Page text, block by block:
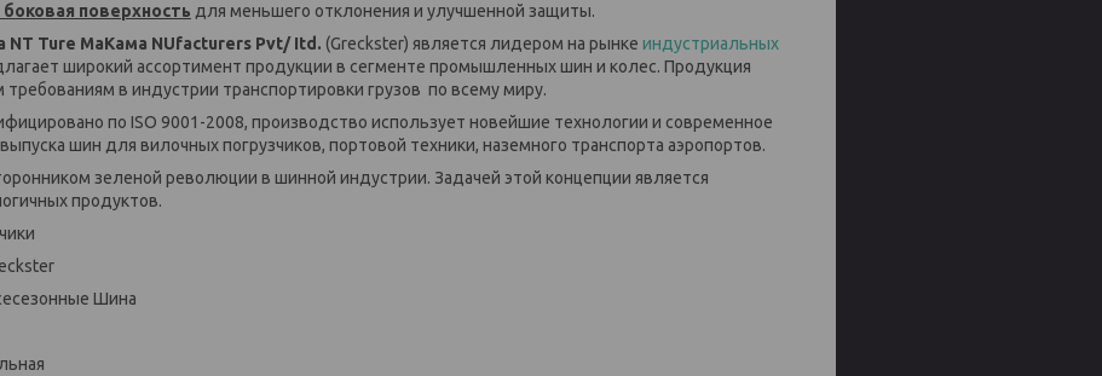
поверхность для меньшего отклонения и улучшенной защиты.
NT Ture MaКама NUfacturers Pvt/ Itd. (Greckster) является лидером на рынке индустриальных
широкий ассортимент продукции в сегменте промышленных шин и колес. Продукция
требованиям в индустрии транспортировки грузов по всему миру.
по ISO 9001-2008, производство использует новейшие технологии и современное
шин для вилочных погрузчиков, портовой техники, наземного транспорта аэропортов.
зеленой революции в шинной индустрии. Задачей этой концепции является
продуктов.
Шина